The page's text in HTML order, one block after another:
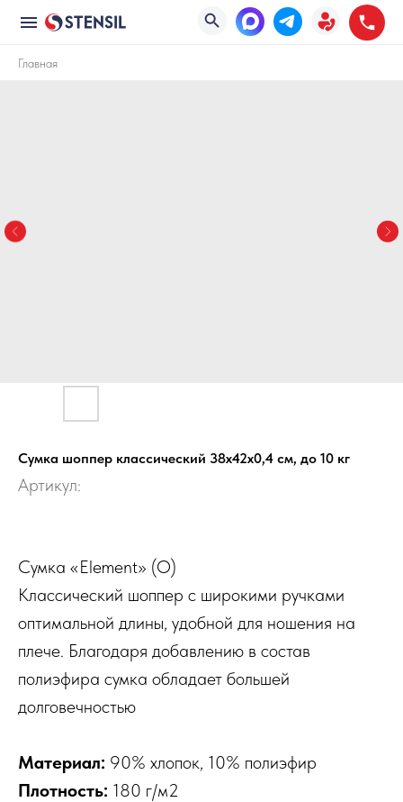
Главная
Сумка шоппер классический 38x42x0,4 см, до 10 кг
Артикул:
Сумка «Element» (O)
Классический шоппер с широкими ручками
оптимальной длины, удобной для ношения на
плече. Благодаря добавлению в состав
полиэфира сумка обладает большей
долговечностью
Материал: 90% хлопок, 10% полиэфир
Плотность: 180 г/м2